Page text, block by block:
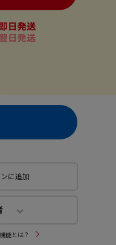
に追加
ン登録者
能とは？